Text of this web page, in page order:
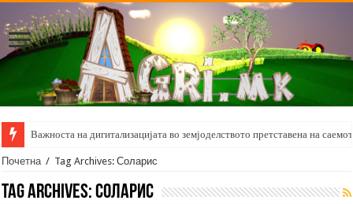
Важноста на дигитализацијата во земјоделството претставена на
Почетна / Tag Archives: Соларис
Tag Archives:Соларис